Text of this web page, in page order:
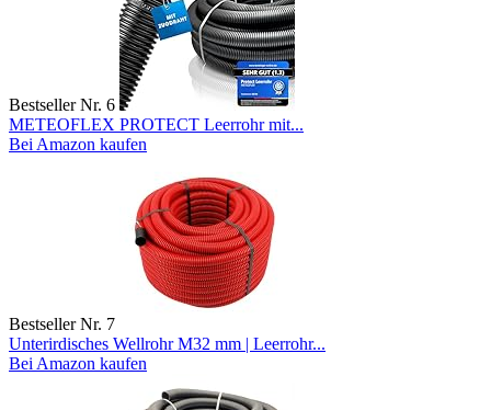
Bestseller Nr. 6
METEOFLEX PROTECT Leerrohr mit...
Bei Amazon kaufen
Bestseller Nr. 7
Unterirdisches Wellrohr M32 mm | Leerrohr...
Bei Amazon kaufen